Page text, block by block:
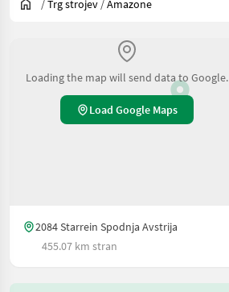
/Trg strojev /Amazone
Loading the map will send data to Google.
Load Google Maps
2084 Starrein Spodnja Avstrija
455.07 km stran